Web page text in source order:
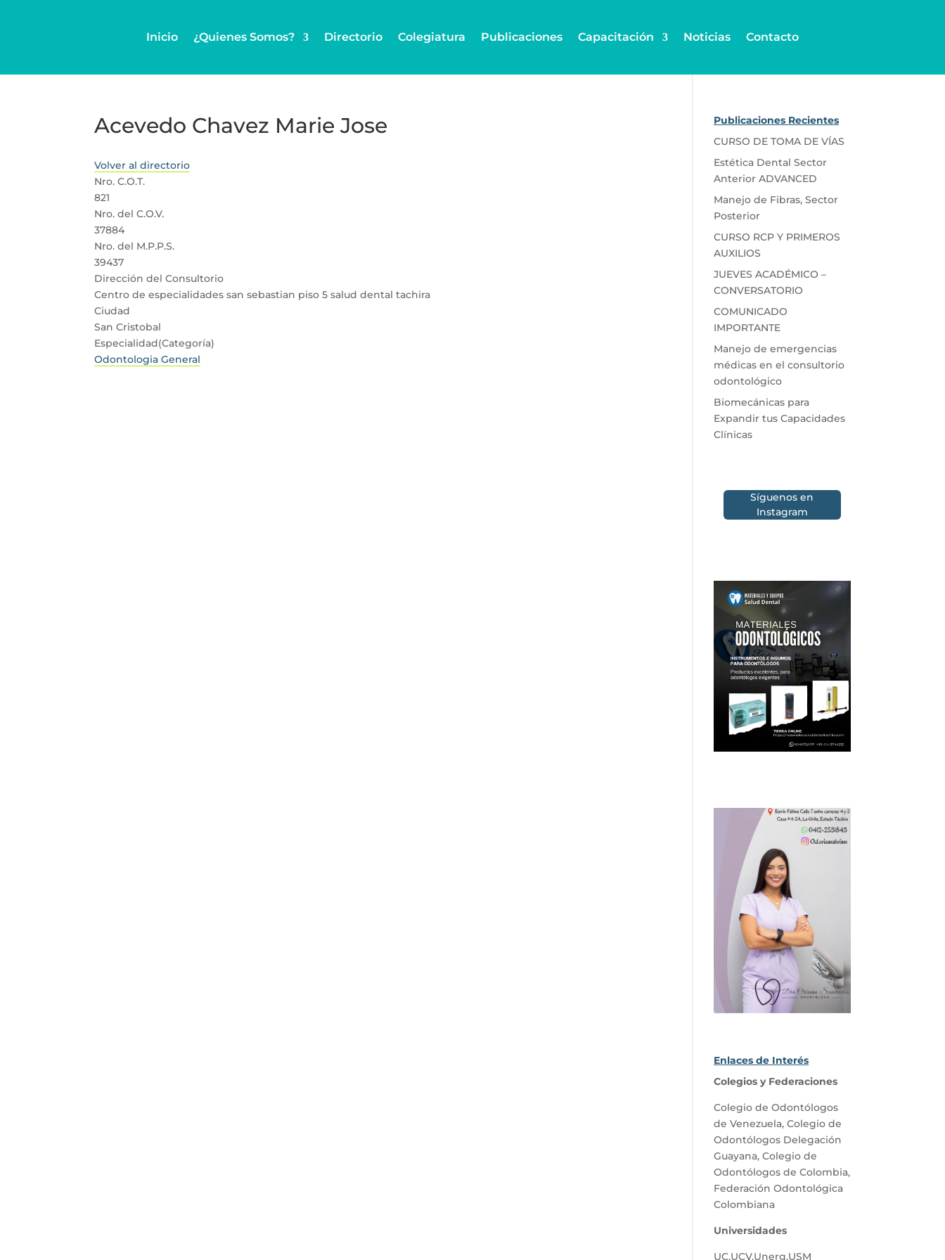
Inicio ¿Quienes Somos? Directorio Colegiatura Publicaciones Capacitación Noticias Contacto
Acevedo Chavez Marie Jose
Volver al directorio
Nro. C.O.T.
821
Nro. del C.O.V.
37884
Nro. del M.P.P.S.
39437
Dirección del Consultorio
Centro de especialidades san sebastian piso 5 salud dental tachira
Ciudad
San Cristobal
Especialidad(Categoría)
Odontologia General
Publicaciones Recientes
CURSO DE TOMA DE VÍAS
Estética Dental Sector
Anterior ADVANCED
Manejo de Fibras, Sector
Posterior
CURSO RCP Y PRIMEROS
AUXILIOS
JUEVES ACADÉMICO –
CONVERSATORIO
COMUNICADO
IMPORTANTE
Manejo de emergencias
médicas en el consultorio
odontológico
Biomecánicas para
Expandir tus Capacidades
Clínicas
Síguenos en
Instagram
Enlaces de Interés
Colegios y Federaciones
Colegio de Odontólogos
de Venezuela,Colegio de
Odontólogos Delegación
Guayana,Colegio de
Odontólogos de Colombia,
Federación Odontológica
Colombiana
Universidades
UC,UCV,Unerg,USM